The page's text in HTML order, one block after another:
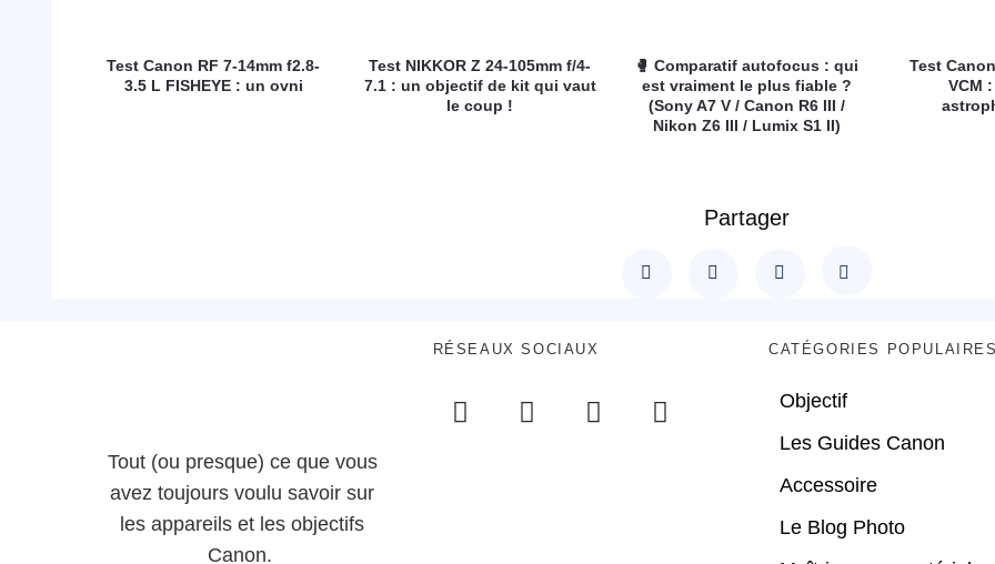
Test Canon RF 7-14mm f2.8-
3.5 L FISHEYE : un ovni
Test NIKKOR Z 24-105mm f/4-
7.1 : un objectif de kit qui vaut
le coup !
🥊 Comparatif autofocus : qui
est vraiment le plus fiable ?
(Sony A7 V / Canon R6 III /
Nikon Z6 III / Lumix S1 II)
Test
VCM
Partager
Tout (ou presque) ce que vous
avez toujours voulu savoir sur
les appareils et les objectifs
Canon.
RÉSEAUX SOCIAUX CATÉGORIES POPULAIRES
Objectif
Les Guides Canon
Accessoire
Le Blog Photo